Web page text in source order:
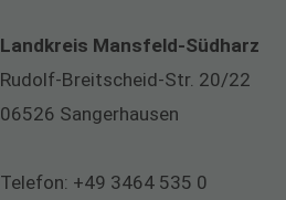
Landkreis Mansfeld-Südharz
Rudolf-Breitscheid-Str. 20/22
06526 Sangerhausen
Telefon: +49 3464 535 0